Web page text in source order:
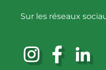
Sur les réseaux